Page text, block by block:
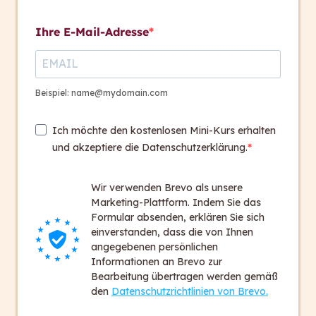
Übungspool
Kontakt
+ 43 316 393 449
Headquarter
Heinrichstraße 145
Newsletter
Bleiben Sie auf dem Laufenden!
Zum Newsletter anmelden
Ihre E-Mail-Adresse
Beispiel: name@mydomain.com
Ich möchte den kostenlosen Mini-Kurs erhalten
und akzeptiere die Datenschutzerklärung.
Wir verwenden Brevo als unsere
Marketing-Plattform. Indem Sie das
Formular absenden, erklären Sie sich
einverstanden, dass die von Ihnen
angegebenen persönlichen
Informationen an Brevo zur
Bearbeitung übertragen werden gemäß
den Datenschutzrichtlinien von Brevo.